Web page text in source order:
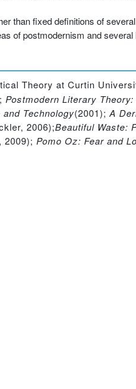
than fixed definitions of
of postmodernism and
Theory at Curtin
Postmodern Literary
Technology(2001); A
2006);Beautiful Waste:
2009); Pomo Oz: Fear and